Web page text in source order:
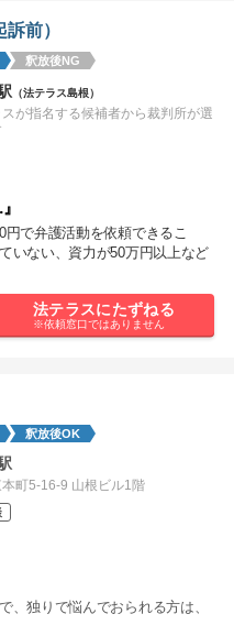
わいせつ
逮捕 示談
前）
釈放後NG
（法テラス島根）
が指名する候補者から裁判所が選
で弁護活動を依頼できるこ
いない、資力が50万円以上など
法テラスにたずねる
※依頼窓口ではありません
釈放後OK
町5-16-9 山根ビル1階
、独りで悩んでおられる方は、